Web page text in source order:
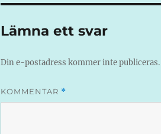
Lämna ett svar
Din e-postadress kommer inte publiceras.
KOMMENTAR *